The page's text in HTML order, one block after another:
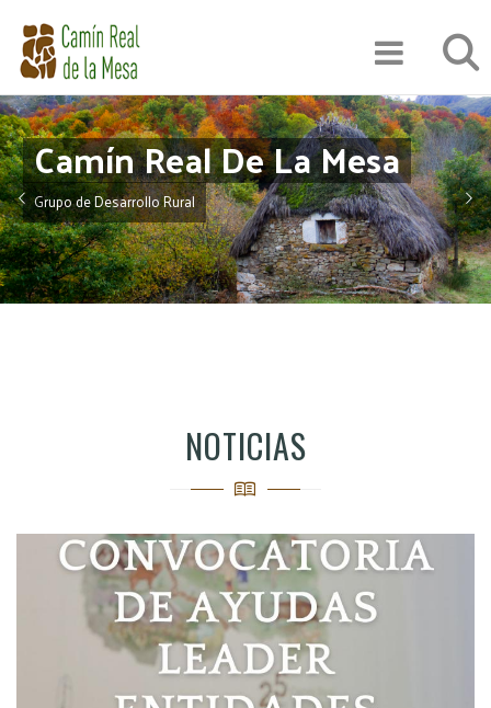
contenido
principal
Grupo de Desarrollo Rural
Camín Real De La Mesa
NOTICIAS